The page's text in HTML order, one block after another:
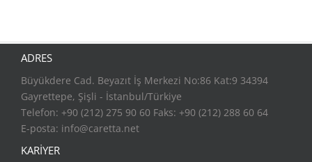
ADRES
Büyükdere Cad. Beyazıt İş Merkezi No:86 Kat:9 34394
Gayrettepe, Şişli - İstanbul/Türkiye
Telefon: +90 (212) 275 90 60 Faks: +90 (212) 288 60 64
E-posta: info@caretta.net
KARİYER